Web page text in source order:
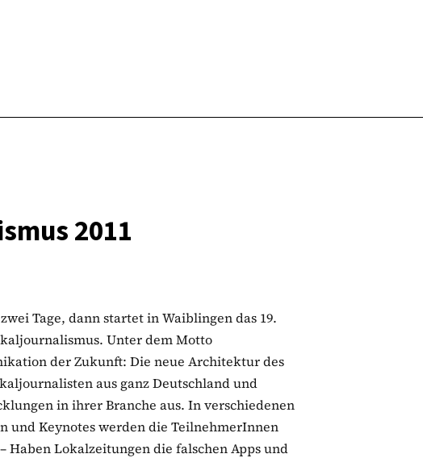
2011
Tage, dann startet in Waiblingen das 19.
Unter dem Motto
der Zukunft: Die neue Architektur des
aus ganz Deutschland und
in ihrer Branche aus. In verschiedenen
und Keynotes werden die TeilnehmerInnen
Haben Lokalzeitungen die falschen Apps und